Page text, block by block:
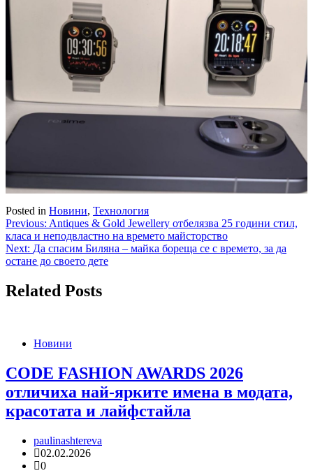
Posted in Новини, Технология
Навигация
Previous: Antiques & Gold Jewellery отбелязва 25 години стил,
класа и неподвластно на времето майсторство
Next: Да спасим Биляна – майка бореща се с времето, за да
остане до своето дете
Related Posts
Новини
CODE FASHION AWARDS 2026
отличиха най-ярките имена в модата,
красотата и лайфстайла
paulinashtereva
02.02.2026
0